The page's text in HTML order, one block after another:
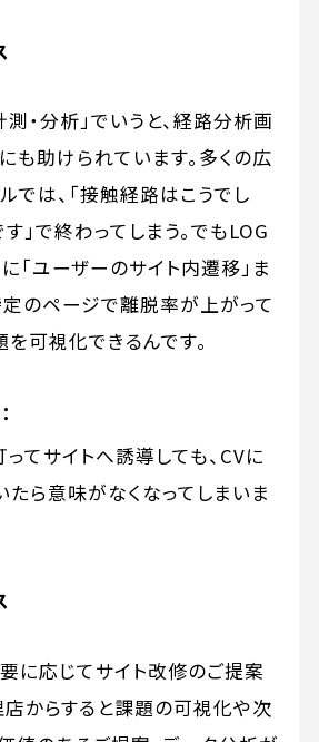
・分析」でいうと、経路分析画
も助けられています。多くの広
では、「接触経路はこうでし
」で終わってしまう。でもLOG
「ユーザーのサイト内遷移」ま
定のページで離脱率が上がって
可視化できるんです。
てサイトへ誘導しても、CVに
たら意味がなくなってしまいま
に応じてサイト改修のご提案
店からすると課題の可視化や次